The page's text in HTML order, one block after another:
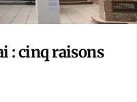
: cinq raisons